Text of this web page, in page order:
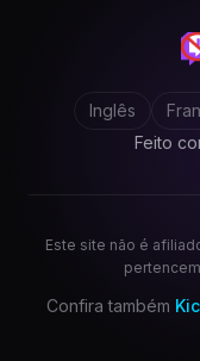
Inglês
Feito
Este site não é
Confira também